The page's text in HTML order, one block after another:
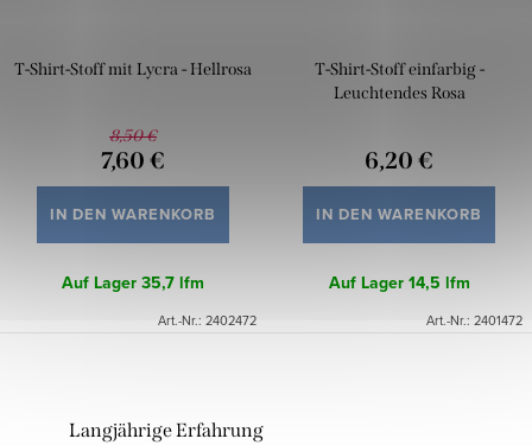
T-Shirt-Stoff mit Lycra - Hellrosa
8,50 €
7,60 €
IN DEN WARENKORB
Auf Lager35,7 lfm
Art.-Nr.: 2402472
T-Shirt-Stoff einfarbig -
Leuchtendes Rosa
6,20 €
IN DEN WARENKORB
Auf Lager14,5 lfm
Art.-Nr.: 2401472
Langjährige Erfahrung